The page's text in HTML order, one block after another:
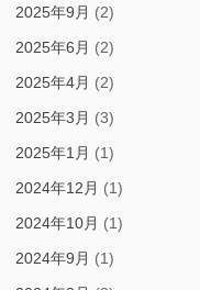
2025年9月 (2)
2025年6月 (2)
2025年4月 (2)
2025年3月 (3)
2025年1月 (1)
2024年12月 (1)
2024年10月 (1)
2024年9月 (1)